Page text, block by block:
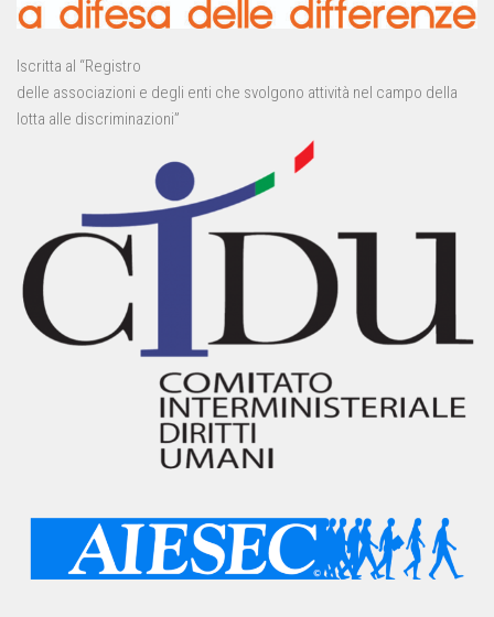
Iscritta al “Registro
delle associazioni e degli enti che svolgono attività nel campo della
lotta alle discriminazioni”